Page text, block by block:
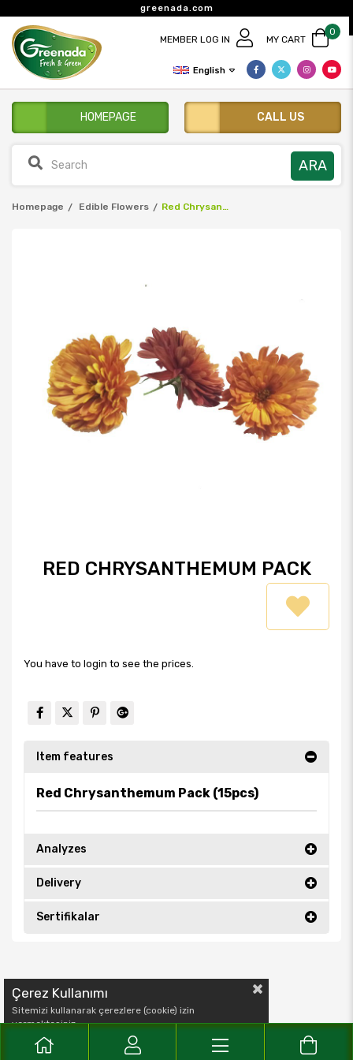
greenada.com
HOMEPAGE CALL US
English
0
MEMBER LOG IN MY CART
Homepage Edible Flowers Red Chrysanthemum Pack
RED CHRYSANTHEMUM PACK
You have to login to see the prices.
Item features
Red Chrysanthemum Pack (15pcs)
Analyzes
Delivery
Sertifikalar
Çerez Kullanımı
Sitemizi kullanarak çerezlere (cookie) izin
vermektesiniz.
Detaylı bilgi için
Çerez Politika 'mızı inceleyebilirsiniz.